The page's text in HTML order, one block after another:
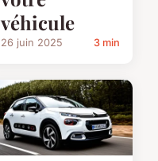
véhicule
26 juin 2025 3 min